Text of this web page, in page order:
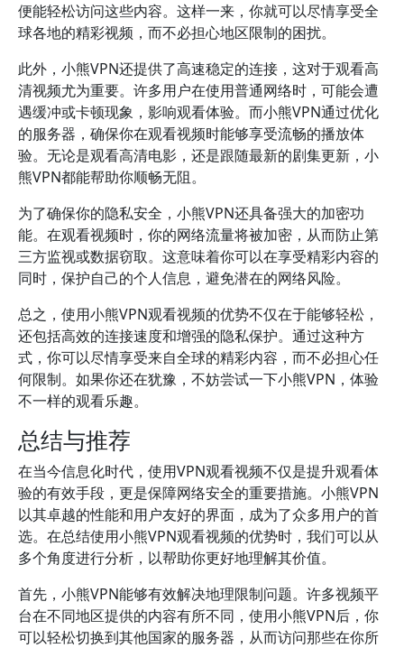
便能轻松访问这些内容。这样一来，你就可以尽情享受全
球各地的精彩视频，而不必担心地区限制的困扰。
此外，小熊VPN还提供了高速稳定的连接，这对于观看高
清视频尤为重要。许多用户在使用普通网络时，可能会遭
遇缓冲或卡顿现象，影响观看体验。而小熊VPN通过优化
的服务器，确保你在观看视频时能够享受流畅的播放体
验。无论是观看高清电影，还是跟随最新的剧集更新，小
熊VPN都能帮助你顺畅无阻。
为了确保你的隐私安全，小熊VPN还具备强大的加密功
能。在观看视频时，你的网络流量将被加密，从而防止第
三方监视或数据窃取。这意味着你可以在享受精彩内容的
同时，保护自己的个人信息，避免潜在的网络风险。
总之，使用小熊VPN观看视频的优势不仅在于能够轻松，
还包括高效的连接速度和增强的隐私保护。通过这种方
式，你可以尽情享受来自全球的精彩内容，而不必担心任
何限制。如果你还在犹豫，不妨尝试一下小熊VPN，体验
不一样的观看乐趣。
总结与推荐
在当今信息化时代，使用VPN观看视频不仅是提升观看体
验的有效手段，更是保障网络安全的重要措施。小熊VPN
以其卓越的性能和用户友好的界面，成为了众多用户的首
选。在总结使用小熊VPN观看视频的优势时，我们可以从
多个角度进行分析，以帮助你更好地理解其价值。
首先，小熊VPN能够有效解决地理限制问题。许多视频平
台在不同地区提供的内容有所不同，使用小熊VPN后，你
可以轻松切换到其他国家的服务器，从而访问那些在你所